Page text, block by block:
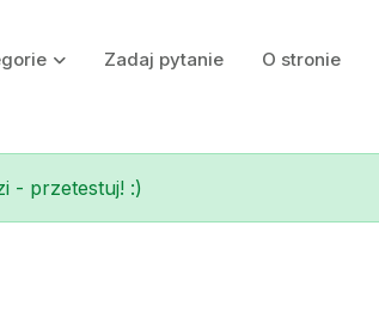
Zadaj pytanie O stronie
- przetestuj! :)